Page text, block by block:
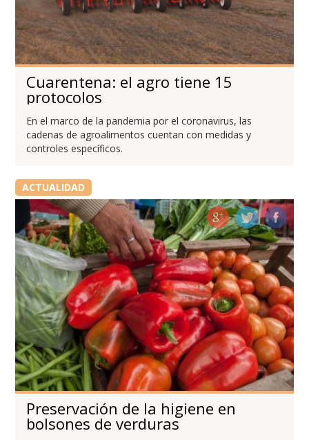
Cuarentena: el agro tiene 15
protocolos
En el marco de la pandemia por el coronavirus, las
cadenas de agroalimentos cuentan con medidas y
controles específicos.
ACTUALIDAD
Preservación de la higiene en
bolsones de verduras